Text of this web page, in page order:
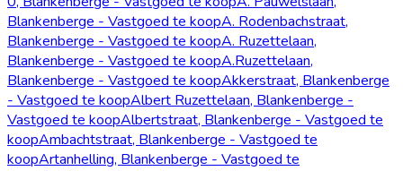
Blankenberge - Vastgoed te koopA. Rodenbachstraat,
Blankenberge - Vastgoed te koopA. Ruzettelaan,
Blankenberge - Vastgoed te koopA.Ruzettelaan,
Blankenberge - Vastgoed te koopAkkerstraat, Blankenberge
- Vastgoed te koopAlbert Ruzettelaan, Blankenberge -
Vastgoed te koopAlbertstraat, Blankenberge - Vastgoed te
koopAmbachtstraat, Blankenberge - Vastgoed te
koopArtanhelling, Blankenberge - Vastgoed te